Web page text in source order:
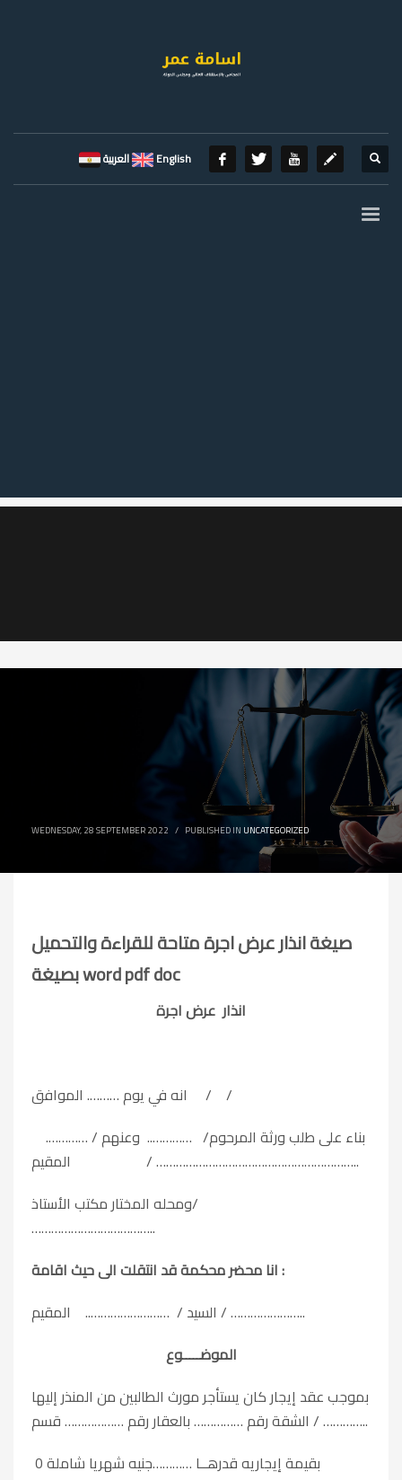
English
WEDNESDAY, 28 SEPTEMBER 2022 / PUBLISHED IN UNCATEGORIZED
صيغة انذار عرض اجرة متاحة للقراءة والتحميل
بصيغة word pdf doc
انذار عرض اجرة
انه في يوم ………. الموافق / /
بناء على طلب ورثة المرحوم/ ………….. وعنهم / ………….
المقيم / ……………………………………………………..
ومحله المختار مكتب الأستاذ/
………………………………..
انامحضر محكمة
قد انتقلت الى حيث اقامة :
السيد / …………………….. المقيم / …………………..
الموضـــــوع
بموجب عقد إيجار كان يستأجر مورث الطالبين من المنذر إليها
الشقة رقم …………… بالعقار رقم ……………… قسم / …………..